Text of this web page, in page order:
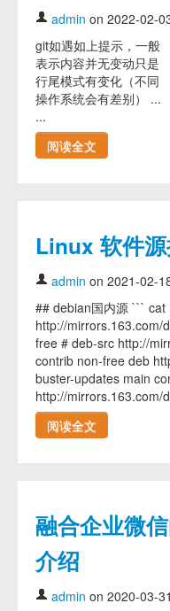
admin on 2022-02-
git如遇如上提示，一般
表示内容并无变动只是
行尾模式有变化（不同
操作系统会有差别） ...
...
阅读全文
Linux 软件
admin on 2021-02-
## debian国内源 ```
http://mirrors.163.com/
free # deb-src http://
contrib non-free deb
buster-updates main
http://mirrors.163.com/
阅读全文
融合企业微
介绍
admin on 2020-03-31